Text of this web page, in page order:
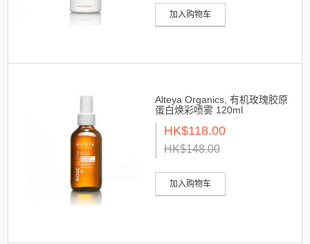
加入购物车
Alteya Organics, 有机玫瑰胶原
蛋白焕彩喷雾 120ml
HK$118.00
HK$148.00
加入购物车